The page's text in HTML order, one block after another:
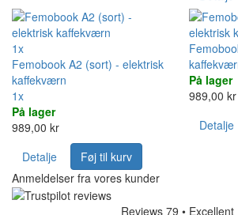
1x
Femobook A2 (sort) - elektrisk
kaffekværn
1x
På lager
989,00 kr
Detalje
Føj til kurv
På lager
989,00 kr
Detalje
Anmeldelser fra vores kunder
Reviews 79 • Excellent